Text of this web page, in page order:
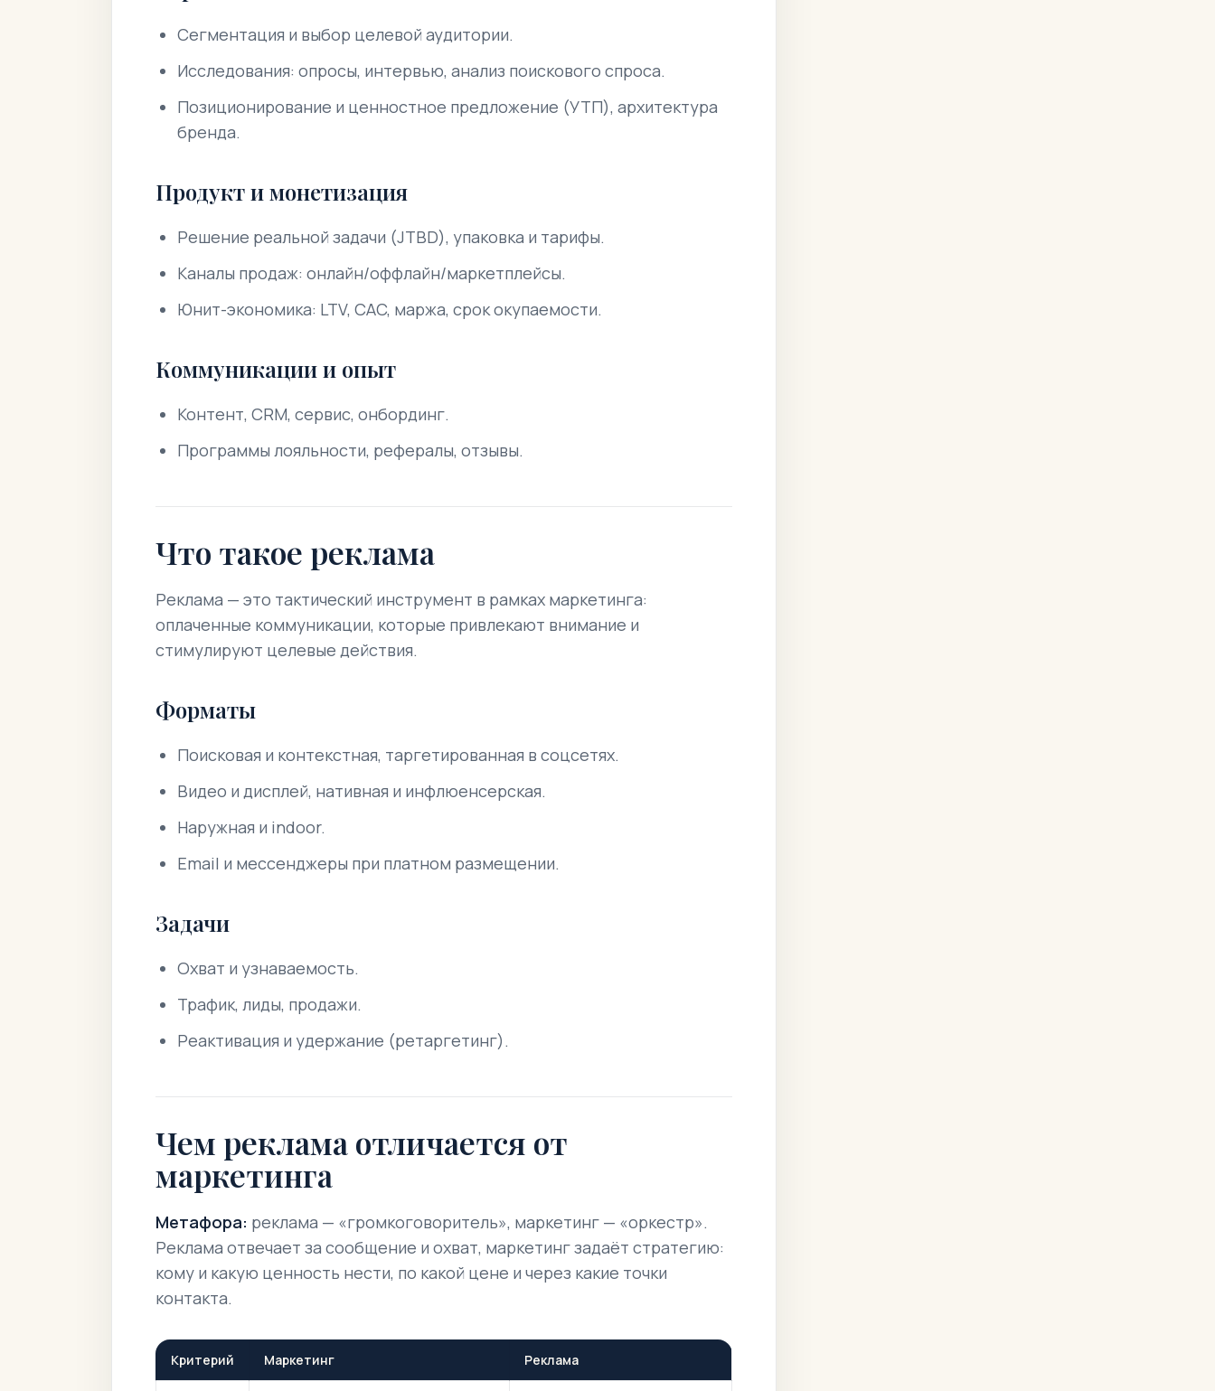
Сегментация и выбор целевой аудитории.
Исследования: опросы, интервью, анализ поискового спроса.
Позиционирование и ценностное предложение (УТП), архитектура
бренда.
Продукт и монетизация
Решение реальной задачи (JTBD), упаковка и тарифы.
Каналы продаж: онлайн/оффлайн/маркетплейсы.
Юнит-экономика: LTV, CAC, маржа, срок окупаемости.
Коммуникации и опыт
Контент, CRM, сервис, онбординг.
Программы лояльности, рефералы, отзывы.
Что такое реклама
Реклама — это тактический инструмент в рамках маркетинга:
оплаченные коммуникации, которые привлекают внимание и
стимулируют целевые действия.
Форматы
Поисковая и контекстная, таргетированная в соцсетях.
Видео и дисплей, нативная и инфлюенсерская.
Наружная и indoor.
Email и мессенджеры при платном размещении.
Задачи
Охват и узнаваемость.
Трафик, лиды, продажи.
Реактивация и удержание (ретаргетинг).
Чем реклама отличается от
маркетинга
Метафора: реклама — «громкоговоритель», маркетинг — «оркестр».
Реклама отвечает за сообщение и охват, маркетинг задаёт стратегию:
кому и какую ценность нести, по какой цене и через какие точки
контакта.
Критерий Маркетинг Реклама